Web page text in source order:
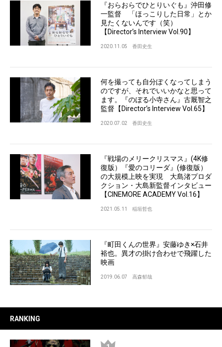
『おらおらでひとりいぐも』沖田修
一監督 「ほっこりした日常」とか
見たくないんです（笑）
【Director’s Interview Vol.90】
2020.11.05 香田史生
何を撮っても自分ぽくなってしまう
のですが、それでいいかなと思って
ます。『のぼる小寺さん』古厩智之
監督【Director’s Interview Vol.65】
2020.07.02 香田史生
『戦場のメリークリスマス』(4K修
復版）『愛のコリーダ』(修復版）
の大規模上映を実現 大島渚プロダ
クション・大島新監督インタビュー
【CINEMORE ACADEMY Vol.16】
2021.05.11 稲垣哲也
『町田くんの世界』安藤ゆき×石井
裕也。異才の掛け合わせで飛躍した
映画
2019.06.07 高森郁哉
RANKING